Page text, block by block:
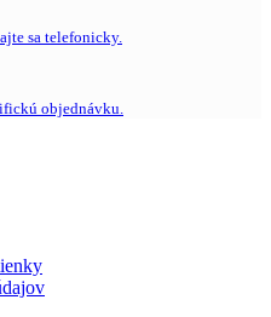
sa telefonicky.
objednávku.